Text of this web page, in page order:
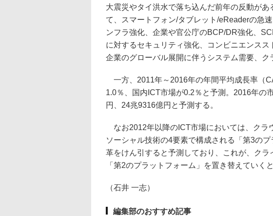
大震災やタイ洪水で落ち込んだ前年の反動が
て、スマートフォン/タブレット/eReaderの急
ンフラ強化、企業や官公庁のBCP/DR強化、
に対するセキュリティ強化、コンビニエンスス
企業のグローバル展開に伴うシステム需要、ク
一方、2011年～2016年の年間平均成長率（
1.0％、国内ICT市場が0.2％と予測。2016年の
円、24兆9316億円と予測する。
なお2012年以降のICT市場においては、クラ
ソーシャル技術の4要素で構成される「第3の
革をけん引すると予測しており、これが、ク
「第2のプラットフォーム」を置き替えていく
（石井 一志）
編集部のおすすめ記事